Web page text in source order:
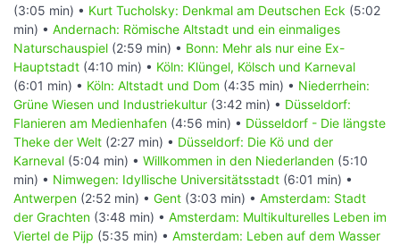
(3:05 min) • Kurt Tucholsky: Denkmal am Deutschen Eck (5:02
min) • Andernach: Römische Altstadt und ein einmaliges
Naturschauspiel (2:59 min) • Bonn: Mehr als nur eine Ex-
Hauptstadt (4:10 min) • Köln: Klüngel, Kölsch und Karneval
(6:01 min) • Köln: Altstadt und Dom (4:35 min) • Niederrhein:
Grüne Wiesen und Industriekultur (3:42 min) • Düsseldorf:
Flanieren am Medienhafen (4:56 min) • Düsseldorf - Die längste
Theke der Welt (2:27 min) • Düsseldorf: Die Kö und der
Karneval (5:04 min) • Willkommen in den Niederlanden (5:10
min) • Nimwegen: Idyllische Universitätsstadt (6:01 min) •
Antwerpen (2:52 min) • Gent (3:03 min) • Amsterdam: Stadt
der Grachten (3:48 min) • Amsterdam: Multikulturelles Leben im
Viertel de Pijp (5:35 min) • Amsterdam: Leben auf dem Wasser